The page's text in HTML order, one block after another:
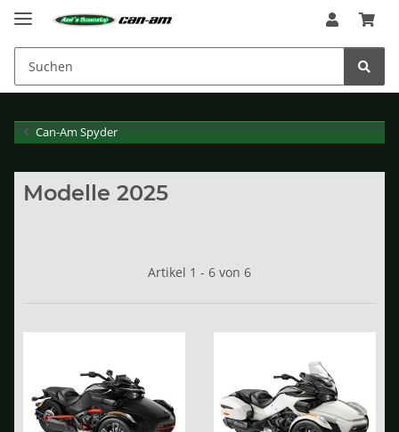
Can-Am Spyder
Modelle 2025
Artikel 1 - 6 von 6